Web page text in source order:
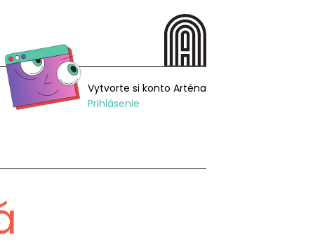
Vytvorte si konto Arténa
Prihlásenie